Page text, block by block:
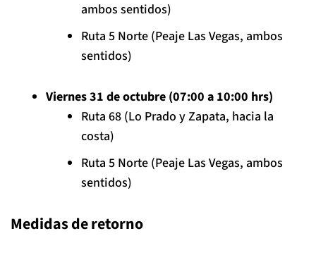
ambos sentidos)
Ruta 5 Norte (Peaje Las Vegas, ambos
sentidos)
Viernes 31 de octubre (07:00 a 10:00 hrs)
Ruta 68 (Lo Prado y Zapata, hacia la
costa)
Ruta 5 Norte (Peaje Las Vegas, ambos
sentidos)
Medidas de retorno